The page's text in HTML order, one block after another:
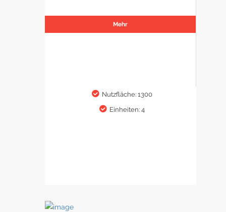
Mehr
Nutzfläche: 1300
Einheiten: 4